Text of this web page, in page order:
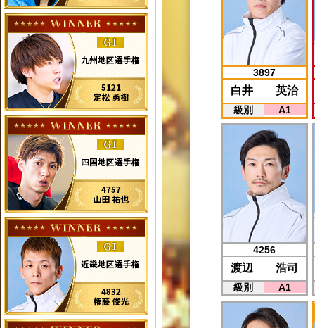
3897
白井 英治
級別 A1
4256
渡辺 浩司
級別 A1